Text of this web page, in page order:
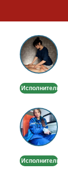
Массаж
лица
и
тела
Исполнитель
Выведение
из
запоя.
Капельница,
Исполнитель